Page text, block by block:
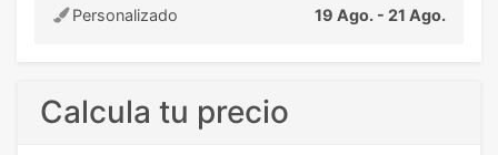
Personalizado
19 Ago. - 21 Ago.
Calcula tu precio